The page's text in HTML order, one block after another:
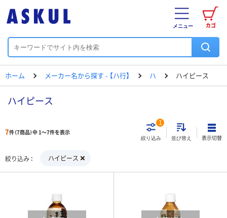
カゴ
メニュー
ホーム メーカー名から探す - 【ハ行】 ハ ハイピース
ハイピース
7件（7商品）中 1～7件を表示
絞り込み
1
並び替え 表示切替
絞り込み ハイピース